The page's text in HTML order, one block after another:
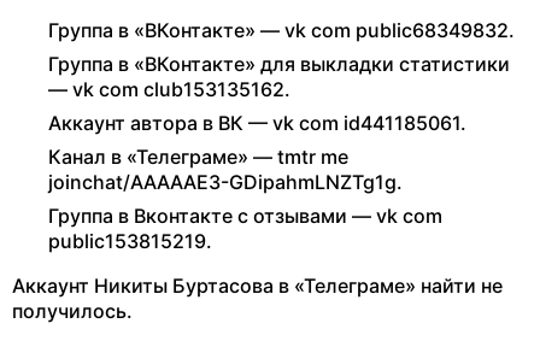
Группа в «ВКонтакте» — vk com public68349832.
Группа в «ВКонтакте» для выкладки статистики
— vk com club153135162.
Аккаунт автора в ВК — vk com id441185061.
Канал в «Телеграме» — tmtr me
joinchat/AAAAAE3-GDipahmLNZTg1g.
Группа в Вконтакте с отзывами — vk com
public153815219.
Аккаунт Никиты Буртасова в «Телеграме» найти не
получилось.